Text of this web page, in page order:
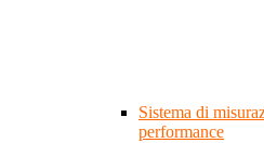
Sistema di
performance